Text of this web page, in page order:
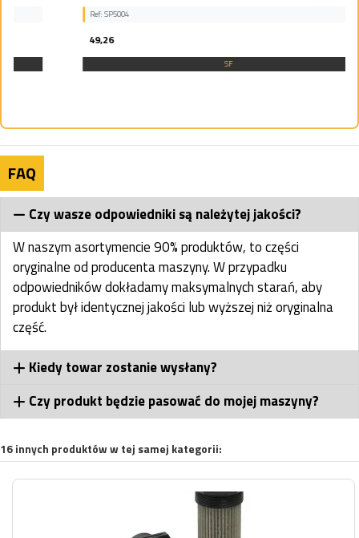
FAQ
Czy wasze odpowiedniki są należytej jakości?
W naszym asortymencie 90% produktów, to części
oryginalne od producenta maszyny. W przypadku
odpowiedników dokładamy maksymalnych starań, aby
produkt był identycznej jakości lub wyższej niż oryginalna
część.
Kiedy towar zostanie wysłany?
Czy produkt będzie pasować do mojej maszyny?
16 innych produktów w tej samej kategorii: